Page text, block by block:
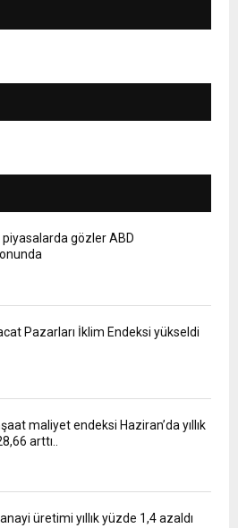
piyasalarda gözler ABD
Pazarları İklim Endeksi yükseldi
maliyet endeksi Haziran’da yıllık
arttı..
üretimi yıllık yüzde 1,4 azaldı